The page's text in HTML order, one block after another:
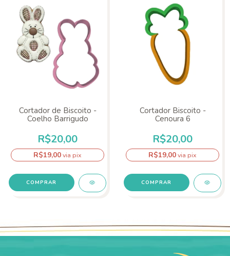
Cortador de Biscoito -
Coelho Barrigudo
R$20,00
R$19,00via pix
Cortador Biscoito -
Cenoura 6
R$20,00
R$19,00via pix